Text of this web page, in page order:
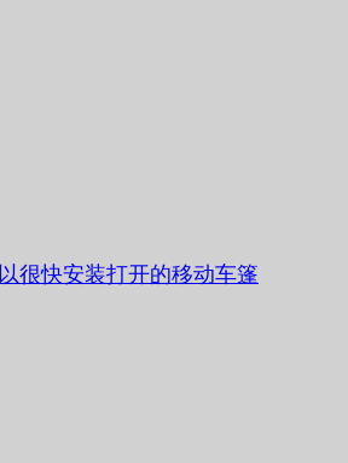
很快安装打开的移动车篷